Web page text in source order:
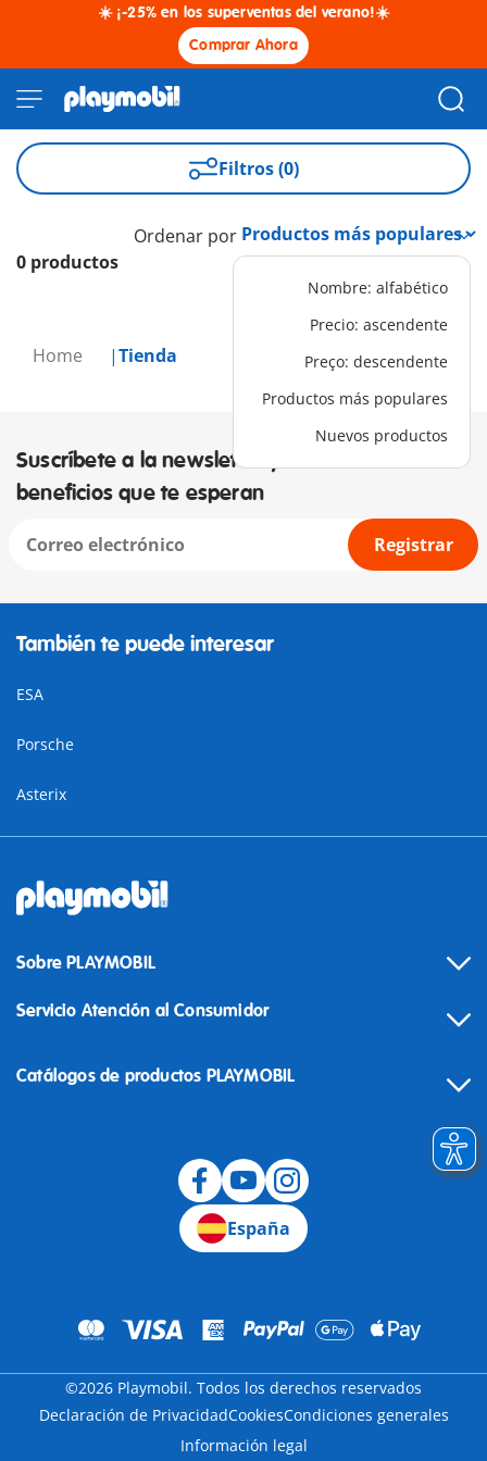
☀️ ¡-25% en los superventas del verano!☀️
Comprar Ahora
Home Tienda
Filtros (0)
0 productos
Ordenar por
Nombre: alfabético
Precio: ascendente
Preço: descendente
Productos más populares
Nuevos productos
Suscríbete a la newsletter y descubre los
beneficios que te esperan
Registrar
También te puede interesar
ESA
Porsche
Asterix
Sobre PLAYMOBIL
Servicio Atención al Consumidor
Catálogos de productos PLAYMOBIL
España
©2026 Playmobil. Todos los derechos reservados
Declaración de PrivacidadCookiesCondiciones generales
Información legal